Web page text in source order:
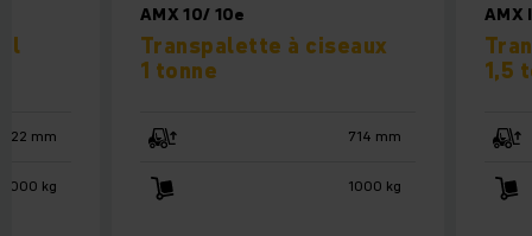
AMX 10/ 10e
Transpalette à ciseaux
1 tonne
714 mm
1000 kg
AMX
1,5
122 mm
2000 kg